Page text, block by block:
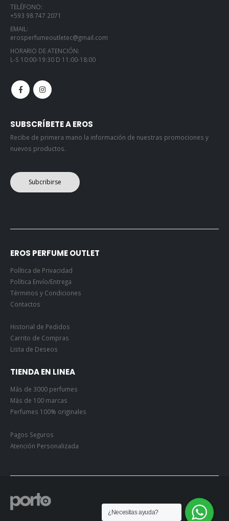
TELÉFONO:
+593 98 747 2071
EMAIL:
erosperfumeoutletec@gmail.com
HORARIO DE ATENCIÓN:
L-S 10:00-19:30 D 11:00-18:00
SUBSCRÍBETE A EROS
Recibe de primera mano la información de nuestras promociones y
nuevos productos.
Subcribirse
EROS PERFUME OUTLET
Política de Privacidad
Política Envío/Entrega
Términos y Condiciones
Contactos
Historial de Pedidos
Carrito de Compras
Lista de Deseos
TIENDA EN LINEA
Más de 3000 perfumes
Más de 100 marcas
Perfumes 100% originales
Pagos Seguros
Atención Personalizada
¿Necesitas ayuda?